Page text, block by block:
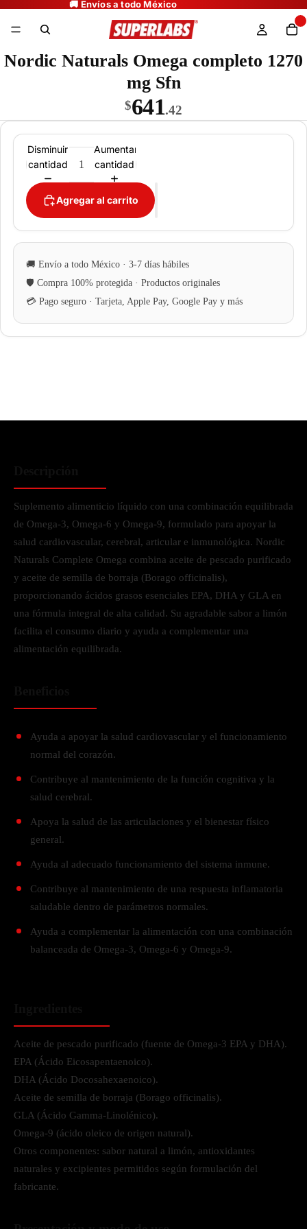
Nordic Naturals Omega completo 1270
mg Sfn
$641.42
Disminuir
cantidad
Aumentar
cantidad
Agregar al carrito
Suplemento alimenticio líquido con una combinación equilibrada
de Omega-3, Omega-6 y Omega-9, formulado para apoyar la
salud cardiovascular, cerebral, articular e inmunológica. Nordic
Naturals Complete Omega combina aceite de pescado purificado
y aceite de semilla de borraja (Borago officinalis),
proporcionando ácidos grasos esenciales EPA, DHA y GLA en
una fórmula integral de alta calidad. Su agradable sabor a limón
facilita el consumo diario y ayuda a complementar una
alimentación equilibrada.
Ayuda a apoyar la salud cardiovascular y el funcionamiento
normal del corazón.
Contribuye al mantenimiento de la función cognitiva y la
salud cerebral.
Apoya la salud de las articulaciones y el bienestar físico
general.
Ayuda al adecuado funcionamiento del sistema inmune.
Contribuye al mantenimiento de una respuesta inflamatoria
saludable dentro de parámetros normales.
Ayuda a complementar la alimentación con una combinación
balanceada de Omega-3, Omega-6 y Omega-9.
Aceite de pescado purificado (fuente de Omega-3 EPA y DHA).
EPA (Ácido Eicosapentaenoico).
DHA (Ácido Docosahexaenoico).
Aceite de semilla de borraja (Borago officinalis).
GLA (Ácido Gamma-Linolénico).
Omega-9 (ácido oleico de origen natural).
Otros componentes: sabor natural a limón, antioxidantes
naturales y excipientes permitidos según formulación del
fabricante.